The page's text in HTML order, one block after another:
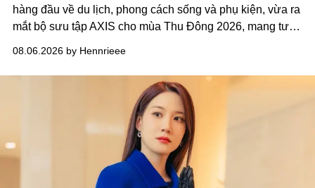
hàng đầu về du lịch, phong cách sống và phụ kiện, vừa ra
mắt bộ sưu tập AXIS cho mùa Thu Đông 2026, mang tư
và phong cách sống hiện đại bằng thiết kế sắc nét, chuẩn
xác gắn liền với tính thẩm mỹ toàn cầu.
08.06.2026 by Hennrieee